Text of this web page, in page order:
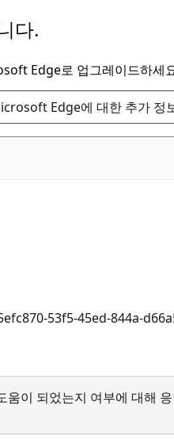
다.
Edge로 업그레이드하세
Edge에 대한 추가 정
53f5-45ed-844a-
이 되었는지 여부에 대해